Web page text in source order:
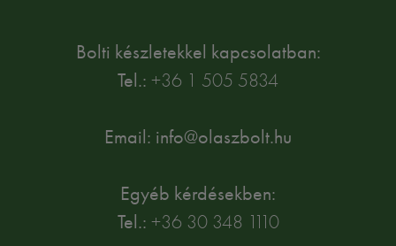
Bolti készletekkel kapcsolatban:
Tel.: +36 1 505 5834
Email: info@olaszbolt.hu
Egyéb kérdésekben:
Tel.: +36 30 348 1110